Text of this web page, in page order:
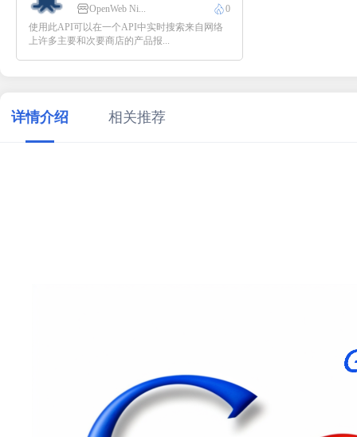
OpenWeb Ni...
0
使用此API可以在一个API中实时搜索来自网络
上许多主要和次要商店的产品报...
详情介绍 相关推荐